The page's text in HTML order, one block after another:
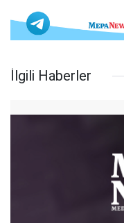
İlgili Haberler